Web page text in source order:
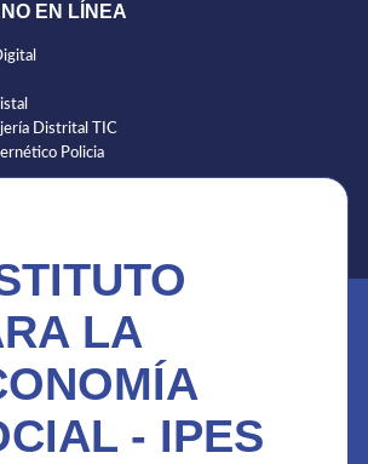
EN LÍNEA
Distrital TIC
Policia
LA
- IPES